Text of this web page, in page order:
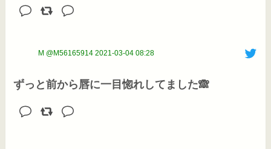
M @M56165914 2021-03-04 08:28
ずっと前から唇に一目惚れしてました🙈